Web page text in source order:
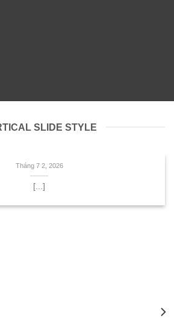
SLIDE STYLE
Tháng 7 2, 2026
[...]